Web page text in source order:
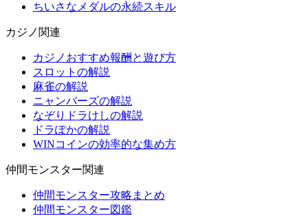
ちいさなメダルの永続スキル
カジノ関連
カジノおすすめ報酬と遊び方
スロットの解説
麻雀の解説
ニャンバーズの解説
なぞりドラけしの解説
ドラぽかの解説
WINコインの効率的な集め方
仲間モンスター関連
仲間モンスター攻略まとめ
仲間モンスター図鑑